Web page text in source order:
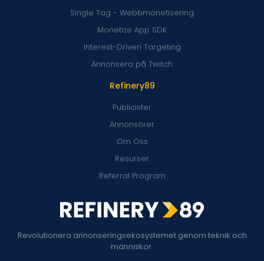
Revolutionera annonseringsekosystemet genom teknik och
människor.
Refinery89
Publicister
Annonsörer
Om Oss
Resurser
Referral Program
Single Tag - Webbmonetisering
Monetize App SDK
Interest-Driven Targeting
Annonsera på Twitch